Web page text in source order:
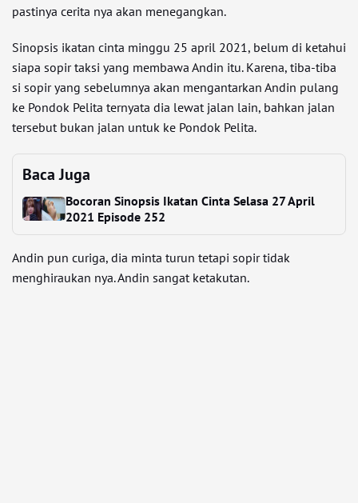
pastinya cerita nya akan menegangkan.
Sinopsis ikatan cinta minggu 25 april 2021, belum di ketahui
siapa sopir taksi yang membawa Andin itu. Karena, tiba-tiba
si sopir yang sebelumnya akan mengantarkan Andin pulang
ke Pondok Pelita ternyata dia lewat jalan lain, bahkan jalan
tersebut bukan jalan untuk ke Pondok Pelita.
Baca Juga
Bocoran Sinopsis Ikatan Cinta Selasa 27 April
2021 Episode 252
Andin pun curiga, dia minta turun tetapi sopir tidak
menghiraukan nya. Andin sangat ketakutan.